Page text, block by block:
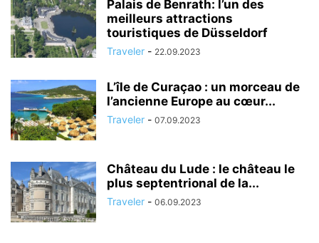
Palais de Benrath: l’un des
meilleurs attractions
touristiques de Düsseldorf
Traveler - 22.09.2023
L’île de Curaçao : un morceau de
l’ancienne Europe au cœur...
Traveler - 07.09.2023
Château du Lude : le château le
plus septentrional de la...
Traveler - 06.09.2023